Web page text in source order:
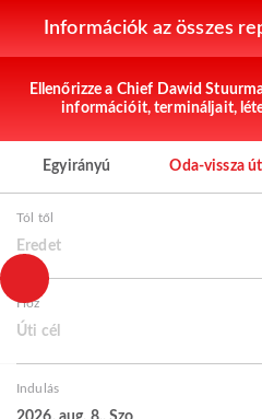
Információk az összes
Ellenőrizze a Chief Dawid
információit, termináljait,
Egyirányú Oda-vissza út
Tól től
Eredet
Hoz
Úti cél
Indulás